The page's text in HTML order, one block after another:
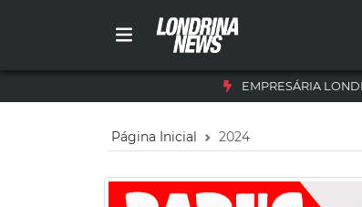
EMPRESÁRIA
Página Inicial 2024